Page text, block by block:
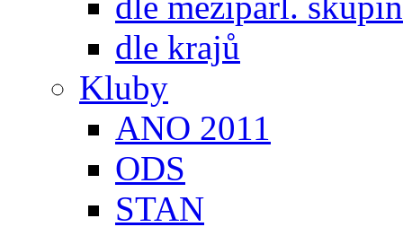
dle krajů
Kluby
ANO 2011
ODS
STAN